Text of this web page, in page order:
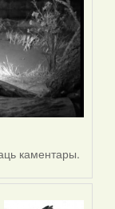
каментары.